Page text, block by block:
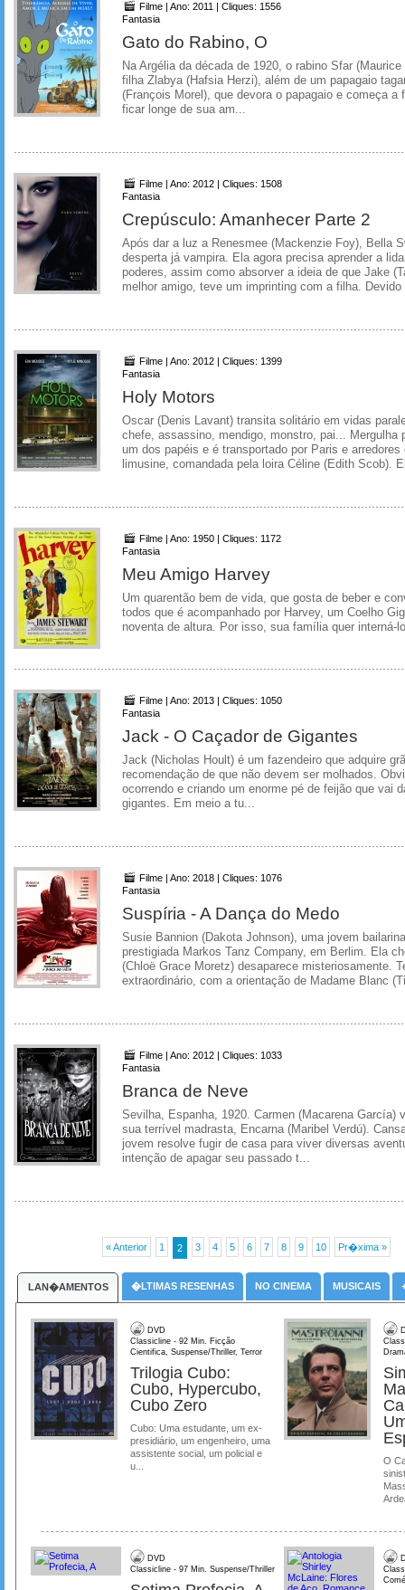
Filme | Ano: 2011 | Cliques: 1556
Fantasia
Gato do Rabino, O
Na Argélia da década de 1920, o rabino Sfar
filha Zlabya (Hafsia Herzi), além de um papagaio
(François Morel), que devora o papagaio e começa a
ficar longe de sua am...
Filme | Ano: 2012 | Cliques: 1508
Fantasia
Crepúsculo: Amanhecer Parte 2
Após dar a luz a Renesmee (Mackenzie Foy), Bella
desperta já vampira. Ela agora precisa aprender a
poderes, assim como absorver a ideia de que Jake
melhor amigo, teve um imprinting com a filha.
Filme | Ano: 2012 | Cliques: 1399
Fantasia
Holy Motors
Oscar (Denis Lavant) transita solitário em vidas
chefe, assassino, mendigo, monstro, pai... Mergulha
um dos papéis e é transportado por Paris e
limusine, comandada pela loira Céline (Edith Scob).
Filme | Ano: 1950 | Cliques: 1172
Fantasia
Meu Amigo Harvey
Um quarentão bem de vida, que gosta de beber e
todos que é acompanhado por Harvey, um Coelho
noventa de altura. Por isso, sua família quer interná-
Filme | Ano: 2013 | Cliques: 1050
Fantasia
Jack - O Caçador de Gigantes
Jack (Nicholas Hoult) é um fazendeiro que adquire
recomendação de que não devem ser molhados.
ocorrendo e criando um enorme pé de feijão que vai
gigantes. Em meio a tu...
Filme | Ano: 2018 | Cliques: 1076
Fantasia
Suspíria - A Dança do Medo
Susie Bannion (Dakota Johnson), uma jovem
prestigiada Markos Tanz Company, em Berlim. Ela
(Chloë Grace Moretz) desaparece misteriosamente.
extraordinário, com a orientação de Madame Blanc
Filme | Ano: 2012 | Cliques: 1033
Fantasia
Branca de Neve
Sevilha, Espanha, 1920. Carmen (Macarena García)
sua terrível madrasta, Encarna (Maribel Verdú).
jovem resolve fugir de casa para viver diversas
intenção de apagar seu passado t...
« Anterior 1 2 3 4 5 6 7 8 9 10 Pr�xima »
LAN�AMENTOS �LTIMAS RESENHAS NO CINEMA MUSICAIS
DVD
Classicline - 92 Min. Ficção
Cientifica, Suspense/Thriller, Terror
Trilogia Cubo:
Cubo, Hypercubo,
Cubo Zero
Cubo: Uma estudante, um ex-
presidiário, um engenheiro, uma
assistente social, um policial e
u...
O
DVD
Classicline - 97 Min. Suspense/Thriller